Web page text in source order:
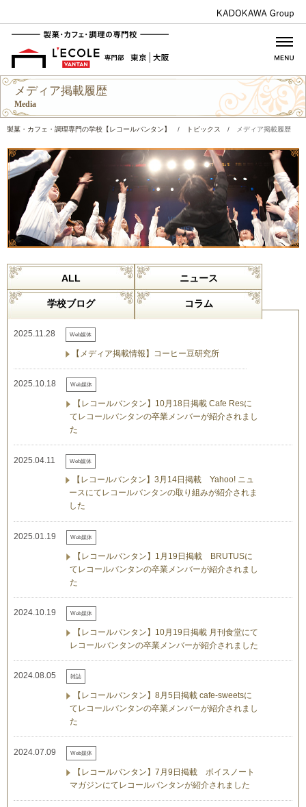
メディア掲載履歴
Media
製菓・カフェ・調理専門の学校【レコールバンタン】 / トピックス / メディア掲載履歴
ALL ニュース
学校ブログ コラム
2025.11.28 Web媒体
【メディア掲載情報】コーヒー豆研究所
2025.10.18 Web媒体
【レコールバンタン】10月18日掲載 Cafe Resに
てレコールバンタンの卒業メンバーが紹介されまし
た
2025.04.11 Web媒体
【レコールバンタン】3月14日掲載 Yahoo! ニュ
ースにてレコールバンタンの取り組みが紹介されま
した
2025.01.19 Web媒体
【レコールバンタン】1月19日掲載 BRUTUSに
てレコールバンタンの卒業メンバーが紹介されまし
た
2024.10.19 Web媒体
【レコールバンタン】10月19日掲載 月刊食堂にて
レコールバンタンの卒業メンバーが紹介されました
2024.08.05 雑誌
【レコールバンタン】8月5日掲載 cafe-sweetsに
てレコールバンタンの卒業メンバーが紹介されまし
た
2024.07.09 Web媒体
【レコールバンタン】7月9日掲載 ボイスノート
マガジンにてレコールバンタンが紹介されました